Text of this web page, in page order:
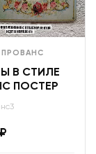
В СТИЛЕ
ПОСТЕР
₽